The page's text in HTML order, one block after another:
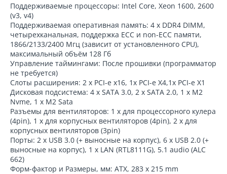
Поддерживаемые процессоры: Intel Core, Xeon 1600, 2600
(v3, v4)
Поддерживаемая оперативная память: 4 х DDR4 DIMM,
четырехканальная, поддержка ECC и non-ECC памяти,
1866/2133/2400 Мгц (зависит от установленного CPU),
максимальный объём 128 Гб
Управление таймингами: После прошивки (программатор
не требуется)
Слоты расширения: 2 x PCI-e x16, 1x PCI-e X4,1x PCI-e X1
Дисковая подсистема: 4 x SATA 3.0, 2 x SATA 2.0, 1 x M2
Nvme, 1 x M2 Sata
Разъемы для вентиляторов: 1 x для процессорного кулера
(4pin), 1 x для корпусных вентиляторов (4pin), 2 x для
корпусных вентиляторов (3pin)
Порты: 2 x USB 3.0 (+ выносные на корпус), 6 x USB 2.0 (+
выносные на корпус), 1 x LAN (RTL8111G), 5.1 audio (ALC
662)
Форм-фактор и Размеры, мм: ATX, 283 x 215 mm